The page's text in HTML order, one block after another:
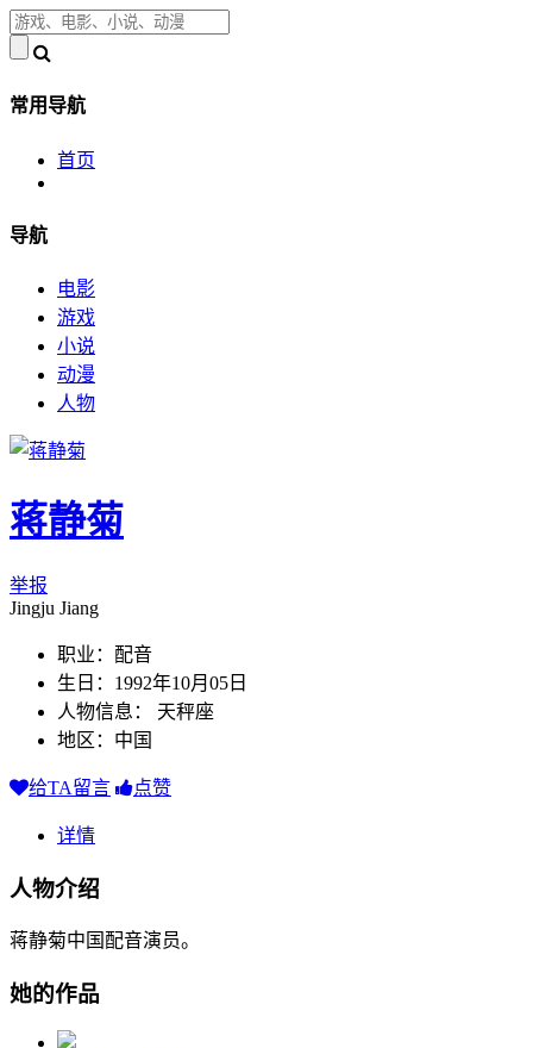
常用导航
首页
导航
电影
游戏
小说
动漫
人物
蒋静菊
举报
Jingju Jiang
职业：配音
生日：1992年10月05日
人物信息： 天秤座
地区：中国
给TA留言 点赞
详情
人物介绍
蒋静菊中国配音演员。
她的作品